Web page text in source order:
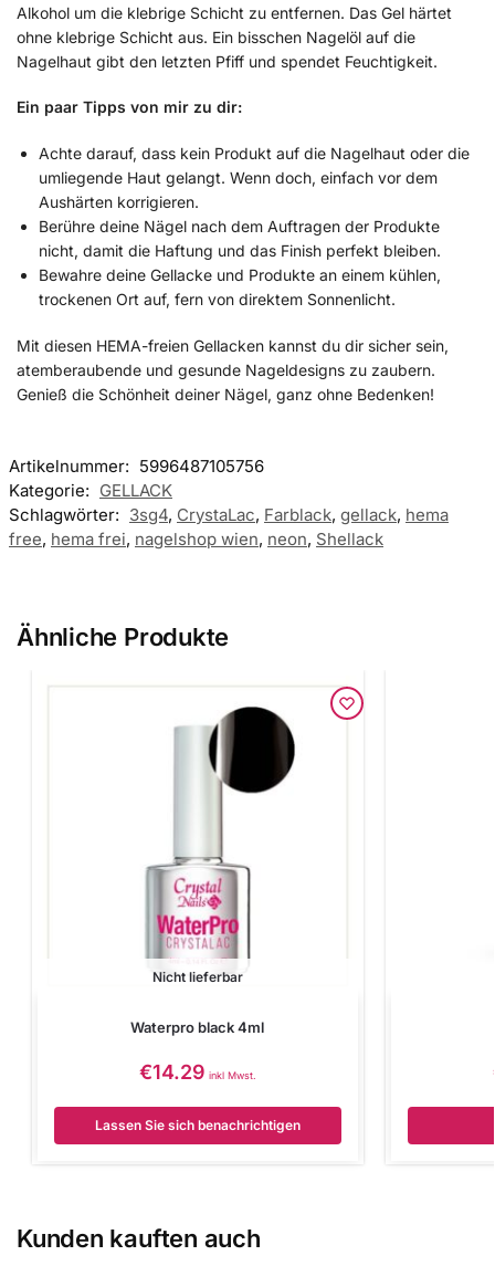
Alkohol um die klebrige Schicht zu entfernen. Das Gel härtet
ohne klebrige Schicht aus. Ein bisschen Nagelöl auf die
Nagelhaut gibt den letzten Pfiff und spendet Feuchtigkeit.
Ein paar Tipps von mir zu dir:
Achte darauf, dass kein Produkt auf die Nagelhaut oder die
umliegende Haut gelangt. Wenn doch, einfach vor dem
Aushärten korrigieren.
Berühre deine Nägel nach dem Auftragen der Produkte
nicht, damit die Haftung und das Finish perfekt bleiben.
Bewahre deine Gellacke und Produkte an einem kühlen,
trockenen Ort auf, fern von direktem Sonnenlicht.
Mit diesen HEMA-freien Gellacken kannst du dir sicher sein,
atemberaubende und gesunde Nageldesigns zu zaubern.
Genieß die Schönheit deiner Nägel, ganz ohne Bedenken!
Artikelnummer: 5996487105756
Kategorie: GELLACK
Schlagwörter: 3sg4, CrystaLac, Farblack, gellack, hema
free, hema frei, nagelshop wien, neon, Shellack
Ähnliche Produkte
Nicht lieferbar
Waterpro black 4ml
€14.29 inkl Mwst.
Lassen Sie sich benachrichtigen
Kunden kauften auch